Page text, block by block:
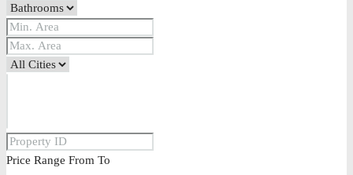
Price Range From To